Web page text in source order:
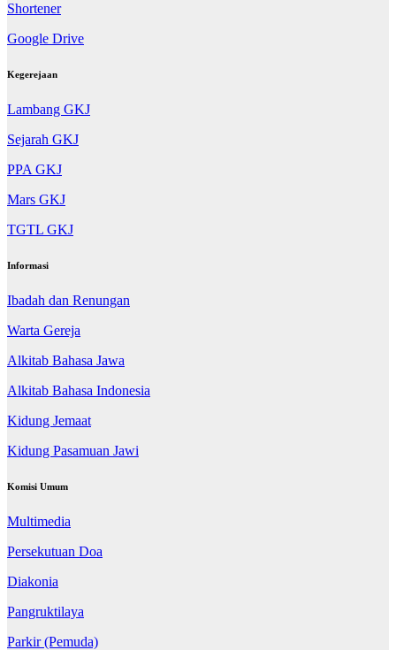
Shortener
Google Drive
Kegerejaan
Lambang GKJ
Sejarah GKJ
PPA GKJ
Mars GKJ
TGTL GKJ
Informasi
Ibadah dan Renungan
Warta Gereja
Alkitab Bahasa Jawa
Alkitab Bahasa Indonesia
Kidung Jemaat
Kidung Pasamuan Jawi
Komisi Umum
Multimedia
Persekutuan Doa
Diakonia
Pangruktilaya
Parkir (Pemuda)